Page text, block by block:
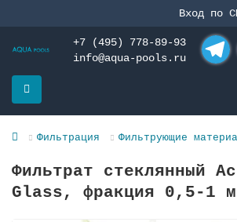
Вход по
+7 (495) 778-89-93
info@aqua-pools.ru
Фильтрация Фильтрующие
Фильтрат стеклянный
Glass, фракция 0,5-1